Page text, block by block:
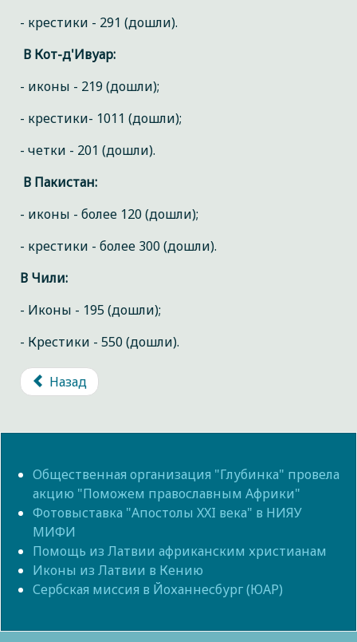
- крестики - 291 (дошли).
В Кот-д'Ивуар:
- иконы - 219 (дошли);
- крестики- 1011 (дошли);
- четки - 201 (дошли).
В Пакистан:
- иконы - более 120 (дошли);
- крестики - более 300 (дошли).
В Чили:
- Иконы - 195 (дошли);
- Крестики - 550 (дошли).
Назад
Общественная организация "Глубинка" провела
акцию "Поможем православным Африки"
Фотовыставка "Апостолы XXI века" в НИЯУ
МИФИ
Помощь из Латвии африканским христианам
Иконы из Латвии в Кению
Сербская миссия в Йоханнесбург (ЮАР)